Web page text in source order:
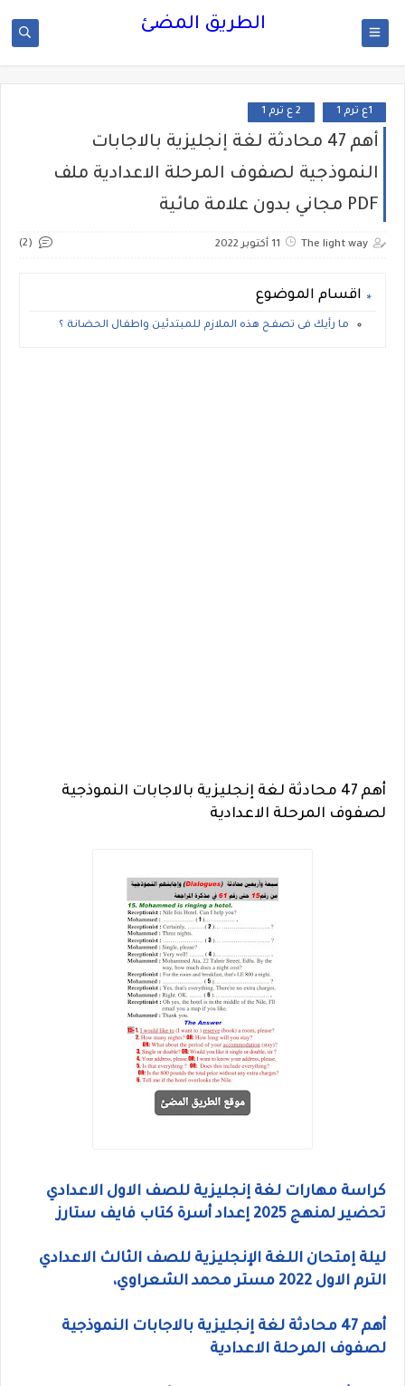
الطريق المضئ
1ع ترم 1 2 ع ترم 1
أهم 47 محادثة لغة إنجليزية بالاجابات
النموذجية لصفوف المرحلة الاعدادية ملف
PDF مجاني بدون علامة مائية
The light way 11 أكتوبر 2022 (2)
اقسام الموضوع
ما رأيك فى تصفح هذه الملازم للمبتدئين واطفال الحضانة ؟
أهم 47 محادثة لغة إنجليزية بالاجابات النموذجية
لصفوف المرحلة الاعدادية
كراسة مهارات لغة إنجليزية للصف الاول الاعدادي
تحضير لمنهج 2025 إعداد أسرة كتاب فايف ستارز
ليلة إمتحان اللغة الإنجليزية للصف الثالث الاعدادي
الترم الاول 2022 مستر محمد الشعراوي،
أهم 47 محادثة لغة إنجليزية بالاجابات النموذجية
لصفوف المرحلة الاعدادية